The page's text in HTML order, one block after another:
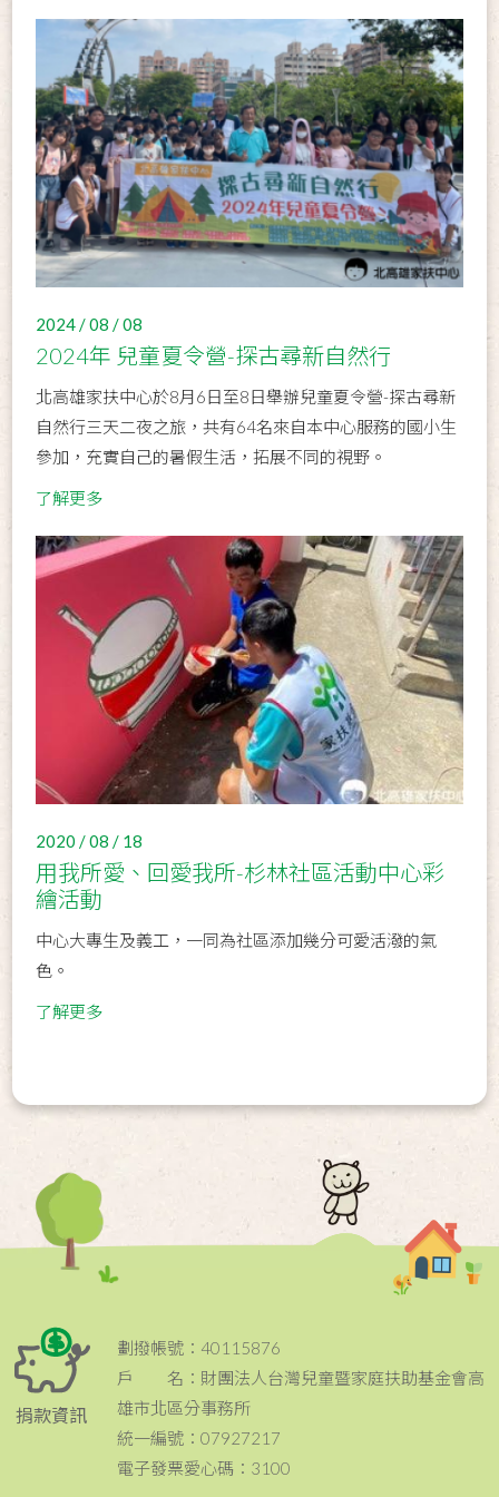
2024 / 08 / 08
2024年 兒童夏令營-探古尋新自然行
北高雄家扶中心於8月6日至8日舉辦兒童夏令營-探古尋新
自然行三天二夜之旅，共有64名來自本中心服務的國小生
參加，充實自己的暑假生活，拓展不同的視野。
了解更多
2020 / 08 / 18
用我所愛、回愛我所-杉林社區活動中心彩
繪活動
中心大專生及義工，一同為社區添加幾分可愛活潑的氣
色。
了解更多
捐款資訊
劃撥帳號：40115876
戶 名：財團法人台灣兒童暨家庭扶助基金會高
雄市北區分事務所
統一編號：07927217
電子發票愛心碼：3100